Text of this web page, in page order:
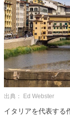
出典： Ed Webster
イタリアを代表する